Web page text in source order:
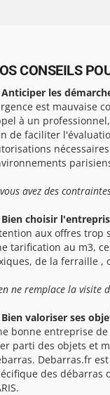
CONSEILS
les
est mauvaise
à un
de faciliter
avez des
Bien choisir
aux offres trop
tarification au m3,
de la ferraille ,
ne remplace la visite
valoriser ses
bonne entreprise
parti des objets et
Debarras.fr
des débarras